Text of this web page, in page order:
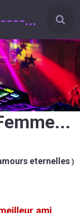
ParisTropicale-------Liberté-Egalité-Variété!!!(spectacle de Variéts Musique & Humour-sur la France-ed°2024
eternelles )